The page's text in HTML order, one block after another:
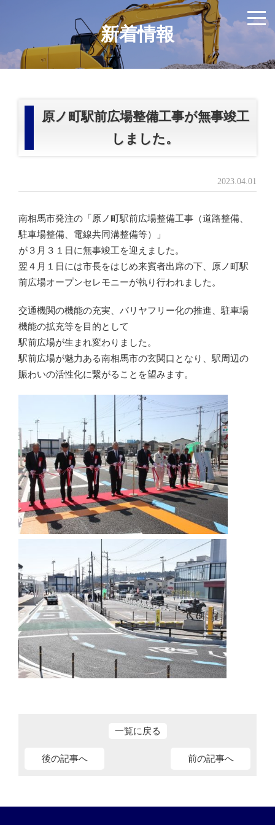
新着情報
原ノ町駅前広場整備工事が無事竣工
しました。
2023.04.01
南相馬市発注の「原ノ町駅前広場整備工事（道路整備、
駐車場整備、電線共同溝整備等）」
が３月３１日に無事竣工を迎えました。
翌４月１日には市長をはじめ来賓者出席の下、原ノ町駅
前広場オープンセレモニーが執り行われました。
交通機関の機能の充実、バリヤフリー化の推進、駐車場
機能の拡充等を目的として
駅前広場が生まれ変わりました。
駅前広場が魅力ある南相馬市の玄関口となり、駅周辺の
賑わいの活性化に繋がることを望みます。
前の記事へ
一覧に戻る
後の記事へ